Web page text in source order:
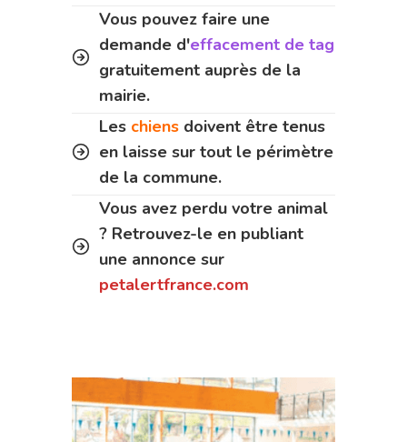
Vous pouvez faire une
demande d'effacement de tag
gratuitement auprès de la
mairie.
Les chiens doivent être tenus
en laisse sur tout le périmètre
de la commune.
Vous avez perdu votre animal
? Retrouvez-le en publiant
une annonce sur
petalertfrance.com